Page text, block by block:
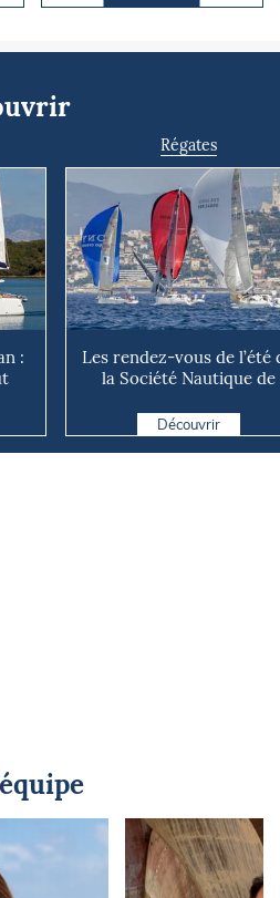
:
Régates
Les rendez-vous de l’été
la Société Nautique de
Découvrir